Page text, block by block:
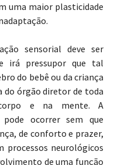
uma maior plasticidade
sensorial deve ser
irá pressupor que tal
do bebê ou da criança
do órgão diretor de toda
e na mente. A
ocorrer sem que
de conforto e prazer,
processos neurológicos
de uma função